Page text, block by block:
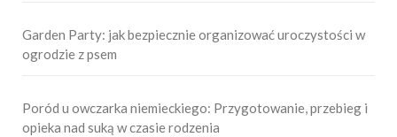
Garden Party: jak bezpiecznie organizować uroczystości w
ogrodzie z psem
Poród u owczarka niemieckiego: Przygotowanie, przebieg i
opieka nad suką w czasie rodzenia